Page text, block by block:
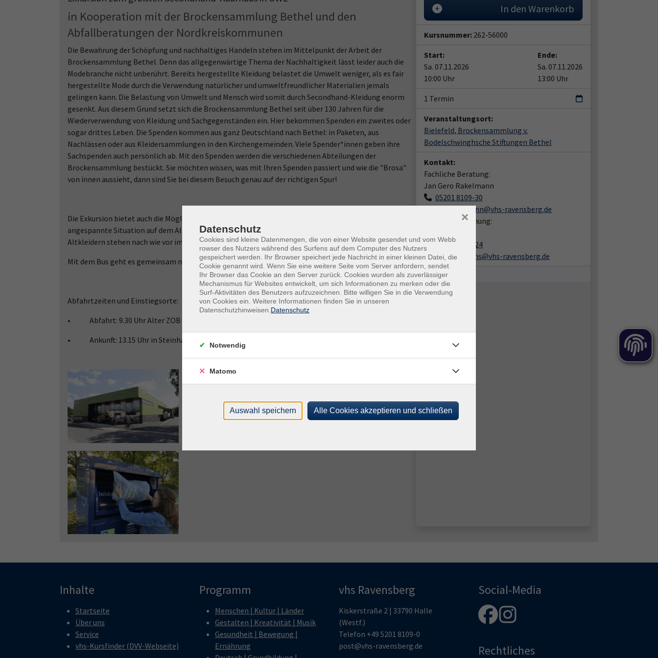
in Kooperation mit der Brockensammlung Bethel und den
Abfallberatungen der Nordkreiskommunen
Die Bewahrung der Schöpfung und nachhaltiges Handeln stehen im Mittelpunkt der Arbeit der
Brockensammlung Bethel. Denn das allgegenwärtige Thema der Nachhaltigkeit lässt leider auch die
Modebranche nicht unberührt. Bereits hergestellte Kleidung belastet die Umwelt weniger, als es fair
hergestellte Mode durch die Verwendung natürlicher und umweltfreundlicher Materialien jemals
gelingen kann. Die Belastung von Umwelt und Mensch wird somit durch Secondhand-Kleidung enorm
gesenkt. Aus diesem Grund setzt sich die Brockensammlung Bethel seit über 130 Jahren für die
Wiederverwendung von Kleidung und Sachgegenständen ein. Hier bekommen Spenden ein zweites oder
sogar drittes Leben. Die Spenden kommen aus ganz Deutschland nach Bethel: in Paketen, aus
Nachlässen oder aus Kleidersammlungen in den Kirchengemeinden. Viele Spender*innen geben ihre
Sachspenden auch persönlich ab. Mit den Spenden werden die verschiedenen Abteilungen der
Brockensammlung bestückt. Sie möchten wissen, was mit Ihren Spenden passiert und wie die "Brosa"
von innen aussieht, dann sind Sie bei diesem Besuch genau auf der richtigen Spur!
Die Exkursion bietet auch die Möglichkeit zum gemeinsamen Austausch über die nach wie vor
angespannte Situation auf dem Altkleidermarkt. Die Themen Sammlung und Verwertung von
Altkleidern stehen nach wie vor im Fokus und bereiten Schwierigkeiten auf vielen Ebenen.
Mit dem Bus geht es gemeinsam nach Bielefeld-Bethel. Eine eigene Anfahrt ist ebenfalls möglich.
Abfahrtzeiten und Einstiegsorte:
• Abfahrt: 9.30 Uhr Alter ZOB Halle, 9.45 Uhr ZOB/Mobilstation Steinhagen
• Ankunft: 13.15 Uhr in Steinhagen, 13.30 Uhr in Halle
In den Warenkorb
Kursnummer: 262-56000
Start:
Sa. 07.11.2026
10:00 Uhr
Ende:
Sa. 07.11.2026
13:00 Uhr
1 Termin
Veranstaltungsort:
Bielefeld, Brockensammlung v.
Bodelschwinghsche Stiftungen Bethel
Kontakt:
Fachliche Beratung:
Jan Gero Rakelmann
05201 8109-30
jan.rakelmann@vhs-ravensberg.de
Fragen zur Buchung:
05201 8109-24
sandra.ulrichs@vhs-ravensberg.de
Inhalte
Startseite
Über uns
Service
vhs-Kursfinder (DVV-Webseite)
Programm
Menschen | Kultur | Länder
Gestalten | Kreativität | Musik
Gesundheit | Bewegung |
Ernährung
vhs Ravensberg
Kiskerstraße 2 | 33790 Halle
(Westf.)
Telefon +49 5201 8109-0
post@vhs-ravensberg.de
Social-Media
Rechtliches
Datenschutz
Cookies sind kleine Datenmengen, die von einer Website gesendet und vom Webb
rowser des Nutzers während des Surfens auf dem Computer des Nutzers
gespeichert werden. Ihr Browser speichert jede Nachricht in einer kleinen Datei, die
Cookie genannt wird. Wenn Sie eine weitere Seite vom Server anfordern, sendet
Ihr Browser das Cookie an den Server zurück. Cookies wurden als zuverlässiger
Mechanismus für Websites entwickelt, um sich Informationen zu merken oder die
Surf-Aktivitäten des Benutzers aufzuzeichnen. Bitte willigen Sie in die Verwendung
von Cookies ein. Weitere Informationen finden Sie in unseren
Datenschutzhinweisen. Datenschutz
×
Notwendig
Matomo
Auswahl speichern Alle Cookies akzeptieren und schließen